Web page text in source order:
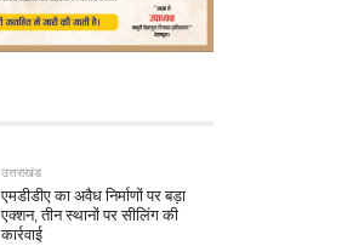
उत्तराखंड
एमडीडीए का अवैध निर्माणों पर बड़ा
एक्शन, तीन स्थानों पर सीलिंग की
कार्रवाई